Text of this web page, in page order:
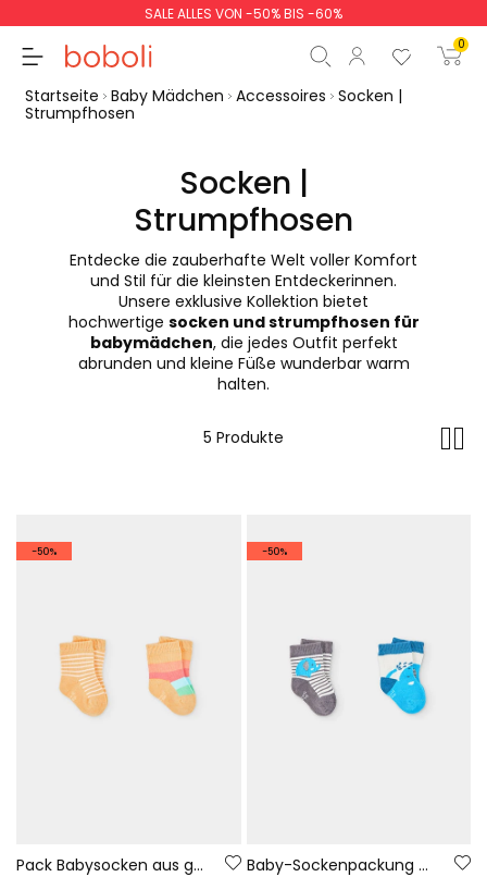
SALE ALLES VON -50% BIS -60%
0
Zwischensumme
Gesamtbetrag 0,00 €
weiter Start der Bestellung
Startseite Baby Mädchen Accessoires Socken |
Strumpfhosen
Socken |
Strumpfhosen
Entdecke die zauberhafte Welt voller Komfort
und Stil für die kleinsten Entdeckerinnen.
Unsere exklusive Kollektion bietet
hochwertige socken und strumpfhosen für
babymädchen, die jedes Outfit perfekt
abrunden und kleine Füße wunderbar warm
halten.
5 Produkte
-50%
Pack Babysocken aus gelber Baumwolle
-50%
Baby-Sockenpackung aus blauer Baumwolle